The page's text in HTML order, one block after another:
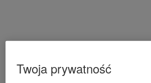
Twoja prywatność